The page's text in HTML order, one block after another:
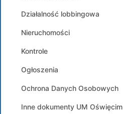
Działalność lobbingowa
Nieruchomości
Kontrole
Ogłoszenia
Ochrona Danych Osobowych
Inne dokumenty UM Oświęcim